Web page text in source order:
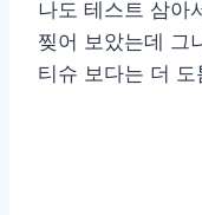
나도 테스트 삼아
찢어 보았는데 그
티슈 보다는 더